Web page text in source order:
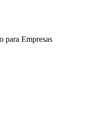
para Empresas